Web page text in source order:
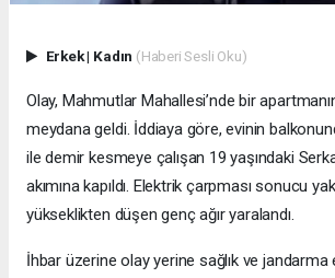
Erkek| Kadın (Haberi Sesli Oku)
Olay, Mahmutlar Mahallesi’nde bir
meydana geldi. İddiaya göre, evinin
ile demir kesmeye çalışan 19 yaşındaki
akımına kapıldı. Elektrik çarpması sonucu
yükseklikten düşen genç ağır yaralandı.
İhbar üzerine olay yerine sağlık ve jandarma